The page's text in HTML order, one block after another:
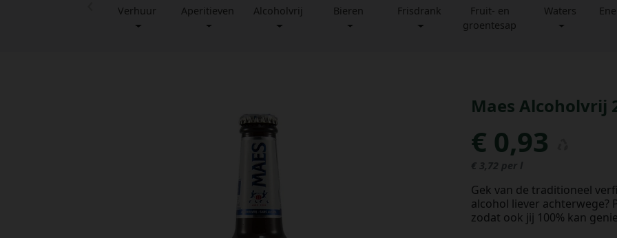
Verhuur Aperitieven Alcoholvrij Bieren Frisdrank
Fruit- en
groentesap
Waters
Maes Alcoholvrij
€ 0,93
€ 3,72 per l
Gek van de traditioneel
alcohol liever achterwege?
zodat ook jij 100% kan